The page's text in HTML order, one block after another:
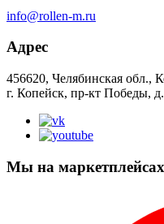
info@rollen-m.ru
Адрес
456620, Челябинская обл.,
г. Копейск, пр-кт Победы,
Мы на маркетплейсах